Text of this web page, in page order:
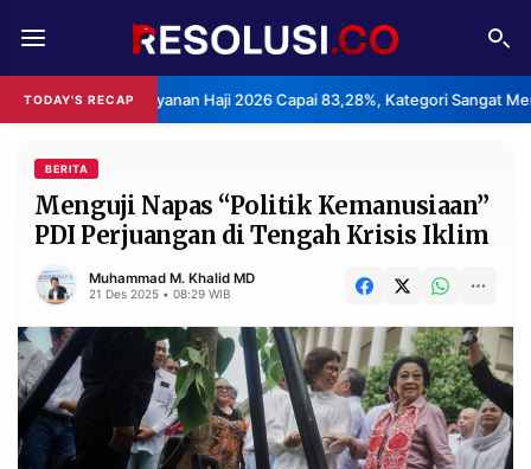
TODAY'S RECAP
Layanan Haji 2026 Capai 83,28%, Kategori Sangat Memuaskan.
REDAKSI TENTANG
RESOLUSI IKLAN
RUBRIKASI
EDITORIAL AKSARA
DAERAH NASIONAL
MANCA SPORT
BERITA
Menguji Napas “Politik Kemanusiaan”
PDI Perjuangan di Tengah Krisis Iklim
Muhammad M. Khalid MD
21 Des 2025 • 08:29 WIB